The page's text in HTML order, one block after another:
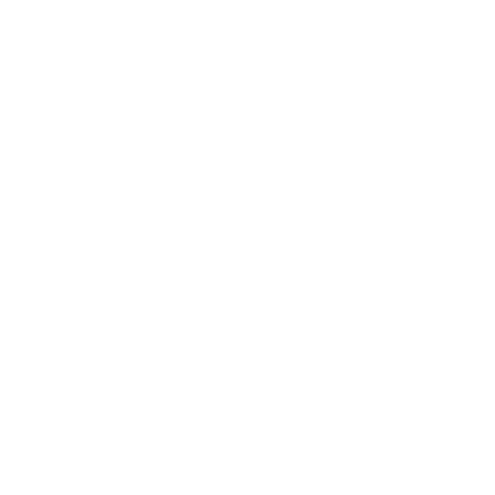
62
nach § 34f Abs. 1 Satz 1 Nr. 1
f Gewerbeordnung (GewO), Verordnung
(VersVermV), abrufbar unter